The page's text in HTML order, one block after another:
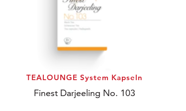
TEALOUNGE System Kapseln
Finest Darjeeling No. 103